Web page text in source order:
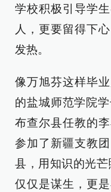
学校积极引导学
人，更要留得下
发热。
像万旭芬这样毕
的盐城师范学院
布查尔县任教的
参加了新疆支教
县，用知识的光
仅仅是谋生，更